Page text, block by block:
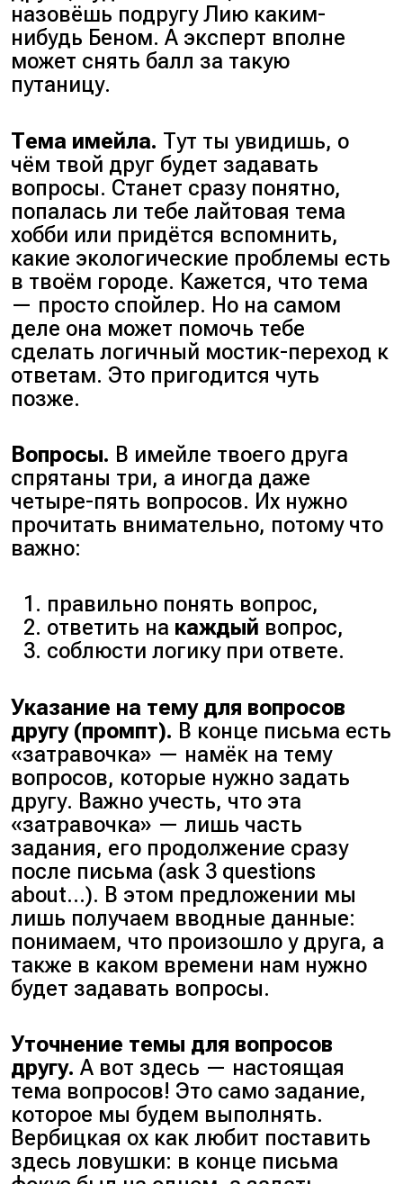
назовёшь подругу Лию каким-
нибудь Беном. А эксперт вполне
может снять балл за такую
путаницу.
Тема имейла. Тут ты увидишь, о
чём твой друг будет задавать
вопросы. Станет сразу понятно,
попалась ли тебе лайтовая тема
хобби или придётся вспомнить,
какие экологические проблемы есть
в твоём городе. Кажется, что тема
— просто спойлер. Но на самом
деле она может помочь тебе
сделать логичный мостик-переход к
ответам. Это пригодится чуть
позже.
Вопросы. В имейле твоего друга
спрятаны три, а иногда даже
четыре-пять вопросов. Их нужно
прочитать внимательно, потому что
важно:
правильно понять вопрос,
ответить на каждый вопрос,
соблюсти логику при ответе.
Указание на тему для вопросов
другу (промпт). В конце письма есть
«затравочка» — намёк на тему
вопросов, которые нужно задать
другу. Важно учесть, что эта
«затравочка» — лишь часть
задания, его продолжение сразу
после письма (ask 3 questions
about…). В этом предложении мы
лишь получаем вводные данные:
понимаем, что произошло у друга, а
также в каком времени нам нужно
будет задавать вопросы.
Уточнение темы для вопросов
другу. А вот здесь — настоящая
тема вопросов! Это само задание,
которое мы будем выполнять.
Вербицкая ох как любит поставить
здесь ловушки: в конце письма